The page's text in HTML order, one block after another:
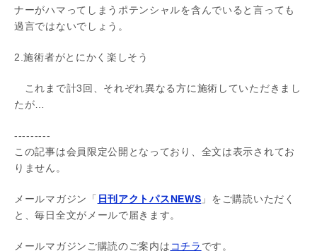
ナーがハマってしまうポテンシャルを含んでいると言っても
過言ではないでしょう。
2.施術者がとにかく楽しそう
これまで計3回、それぞれ異なる方に施術していただきまし
たが…
---------
この記事は会員限定公開となっており、全文は表示されてお
りません。
メールマガジン「 日刊アクトパスNEWS 」をご購読いただく
と、毎日全文がメールで届きます。
メールマガジンご購読のご案内は コチラ です。